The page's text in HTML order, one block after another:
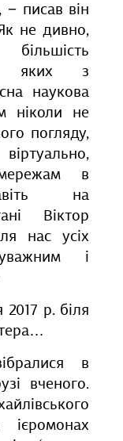
− писав він
не дивно,
яких з
наукова
ніколи не
погляду,
в
на
Віктор
нас усіх
і
р. біля
в
вченого.
ієромонах